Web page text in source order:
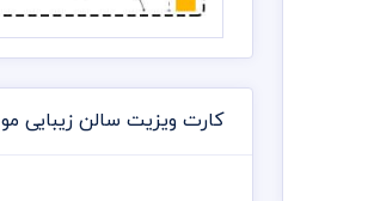
کارت ویزیت سالن زیبایی مو